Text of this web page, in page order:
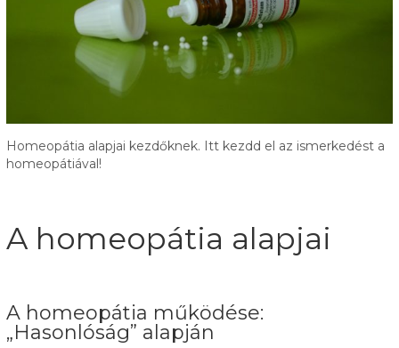
Homeopátia alapjai kezdőknek. Itt kezdd el az ismerkedést a
homeopátiával!
A homeopátia alapjai
A homeopátia működése:
„Hasonlóság” alapján